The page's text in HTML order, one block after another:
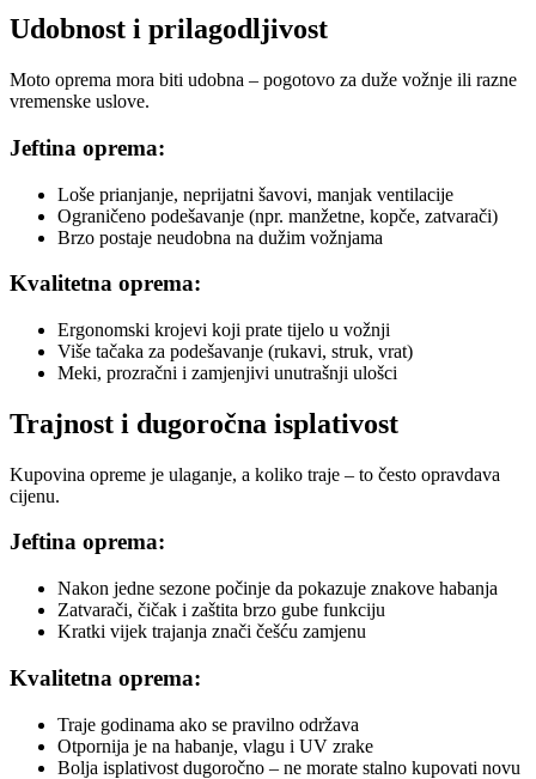
Udobnost i prilagodljivost
Moto oprema mora biti udobna – pogotovo za duže vožnje ili razne
vremenske uslove.
Jeftina oprema:
Loše prianjanje, neprijatni šavovi, manjak ventilacije
Ograničeno podešavanje (npr. manžetne, kopče, zatvarači)
Brzo postaje neudobna na dužim vožnjama
Kvalitetna oprema:
Ergonomski krojevi koji prate tijelo u vožnji
Više tačaka za podešavanje (rukavi, struk, vrat)
Meki, prozračni i zamjenjivi unutrašnji ulošci
Trajnost i dugoročna isplativost
Kupovina opreme je ulaganje, a koliko traje – to često opravdava
cijenu.
Jeftina oprema:
Nakon jedne sezone počinje da pokazuje znakove habanja
Zatvarači, čičak i zaštita brzo gube funkciju
Kratki vijek trajanja znači češću zamjenu
Kvalitetna oprema:
Traje godinama ako se pravilno održava
Otpornija je na habanje, vlagu i UV zrake
Bolja isplativost dugoročno – ne morate stalno kupovati novu